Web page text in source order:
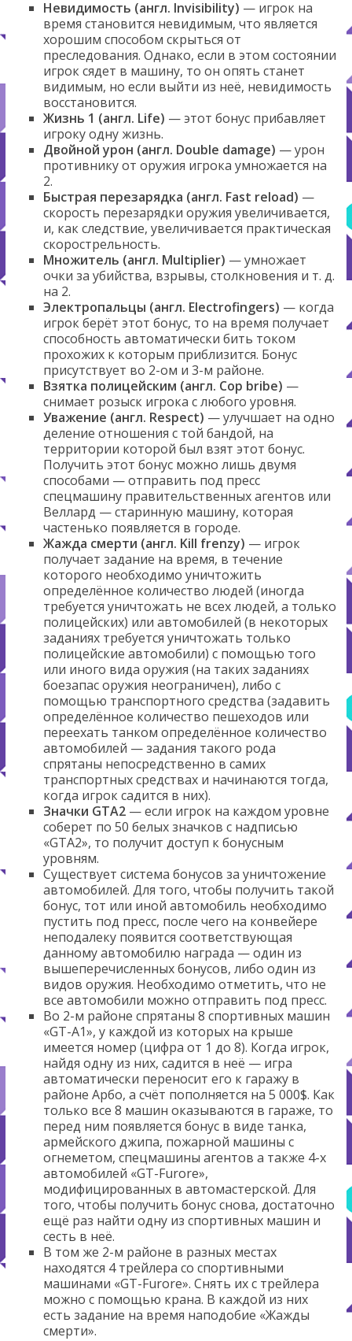
Невидимость (англ. Invisibility) — игрок на
время становится невидимым, что является
хорошим способом скрыться от
преследования. Однако, если в этом состоянии
игрок сядет в машину, то он опять станет
видимым, но если выйти из неё, невидимость
восстановится.
Жизнь 1 (англ. Life) — этот бонус прибавляет
игроку одну жизнь.
Двойной урон (англ. Double damage) — урон
противнику от оружия игрока умножается на
2.
Быстрая перезарядка (англ. Fast reload) —
скорость перезарядки оружия увеличивается,
и, как следствие, увеличивается практическая
скорострельность.
Множитель (англ. Multiplier) — умножает
очки за убийства, взрывы, столкновения и т. д.
на 2.
Электропальцы (англ. Electrofingers) — когда
игрок берёт этот бонус, то на время получает
способность автоматически бить током
прохожих к которым приблизится. Бонус
присутствует во 2-ом и 3-м районе.
Взятка полицейским (англ. Cop bribe) —
снимает розыск игрока с любого уровня.
Уважение (англ. Respect) — улучшает на одно
деление отношения с той бандой, на
территории которой был взят этот бонус.
Получить этот бонус можно лишь двумя
способами — отправить под пресс
спецмашину правительственных агентов или
Веллард — старинную машину, которая
частенько появляется в городе.
Жажда смерти (англ. Kill frenzy) — игрок
получает задание на время, в течение
которого необходимо уничтожить
определённое количество людей (иногда
требуется уничтожать не всех людей, а только
полицейских) или автомобилей (в некоторых
заданиях требуется уничтожать только
полицейские автомобили) с помощью того
или иного вида оружия (на таких заданиях
боезапас оружия неограничен), либо с
помощью транспортного средства (задавить
определённое количество пешеходов или
переехать танком определённое количество
автомобилей — задания такого рода
спрятаны непосредственно в самих
транспортных средствах и начинаются тогда,
когда игрок садится в них).
Значки GTA2— если игрок на каждом уровне
соберет по 50 белых значков с надписью
«GTA2», то получит доступ к бонусным
уровням.
Существует система бонусов за уничтожение
автомобилей. Для того, чтобы получить такой
бонус, тот или иной автомобиль необходимо
пустить под пресс, после чего на конвейере
неподалеку появится соответствующая
данному автомобилю награда — один из
вышеперечисленных бонусов, либо один из
видов оружия. Необходимо отметить, что не
все автомобили можно отправить под пресс.
Во 2-м районе спрятаны 8 спортивных машин
«GT-A1», у каждой из которых на крыше
имеется номер (цифра от 1 до 8). Когда игрок,
найдя одну из них, садится в неё — игра
автоматически переносит его к гаражу в
районе Арбо, а счёт пополняется на 5 000$. Как
только все 8 машин оказываются в гараже, то
перед ним появляется бонус в виде танка,
армейского джипа, пожарной машины с
огнеметом, спецмашины агентов а также 4-х
автомобилей «GT-Furore»,
модифицированных в автомастерской. Для
того, чтобы получить бонус снова, достаточно
ещё раз найти одну из спортивных машин и
сесть в неё.
В том же 2-м районе в разных местах
находятся 4 трейлера со спортивными
машинами «GT-Furore». Снять их с трейлера
можно с помощью крана. В каждой из них
есть задание на время наподобие «Жажды
смерти».